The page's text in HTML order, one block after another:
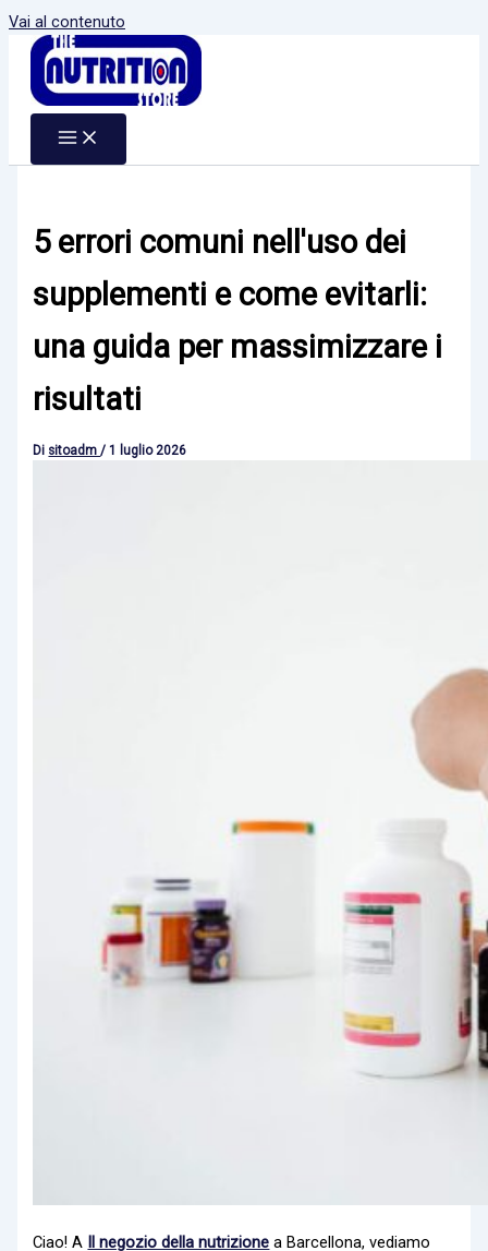
Vai al contenuto
5 errori comuni nell'uso dei
supplementi e come evitarli:
una guida per massimizzare i
risultati
Di sitoadm/1 luglio 2026
Ciao! A Il negozio della nutrizione a Barcellona, vediamo